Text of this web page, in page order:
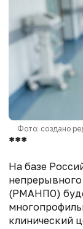
Фото: создано
***
На базе
(РМАНПО)
клинический